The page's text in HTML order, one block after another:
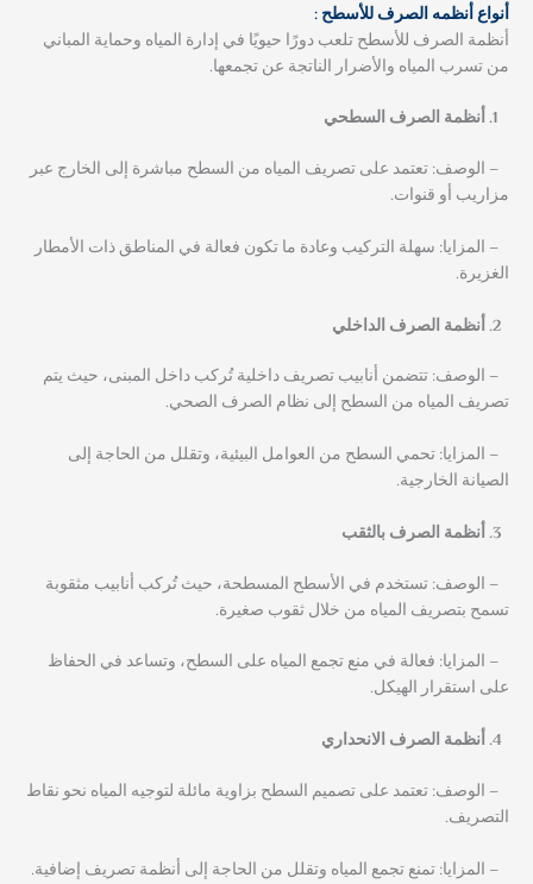
أنواع أنظمه الصرف للأسطح :
أنظمة الصرف للأسطح تلعب دورًا حيويًا في إدارة المياه وحماية المباني
من تسرب المياه والأضرار الناتجة عن تجمعها.
أنظمة الصرف السطحي
– الوصف: تعتمد على تصريف المياه من السطح مباشرة إلى الخارج عبر
مزاريب أو قنوات.
– المزايا: سهلة التركيب وعادة ما تكون فعالة في المناطق ذات الأمطار
الغزيرة.
أنظمة الصرف الداخلي
– الوصف: تتضمن أنابيب تصريف داخلية تُركب داخل المبنى، حيث يتم
تصريف المياه من السطح إلى نظام الصرف الصحي.
– المزايا: تحمي السطح من العوامل البيئية، وتقلل من الحاجة إلى
الصيانة الخارجية.
أنظمة الصرف بالثقب
– الوصف: تستخدم في الأسطح المسطحة، حيث تُركب أنابيب مثقوبة
تسمح بتصريف المياه من خلال ثقوب صغيرة.
– المزايا: فعالة في منع تجمع المياه على السطح، وتساعد في الحفاظ
على استقرار الهيكل.
أنظمة الصرف الانحداري
– الوصف: تعتمد على تصميم السطح بزاوية مائلة لتوجيه المياه نحو نقاط
التصريف.
– المزايا: تمنع تجمع المياه وتقلل من الحاجة إلى أنظمة تصريف إضافية.